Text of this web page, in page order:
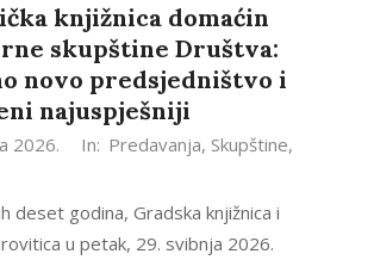
knjižnica domaćin
skupštine Društva:
novo predsjedništvo i
najuspješniji
2026. In: Predavanja, Skupštine,
deset godina, Gradska knjižnica i
u petak, 29. svibnja 2026.